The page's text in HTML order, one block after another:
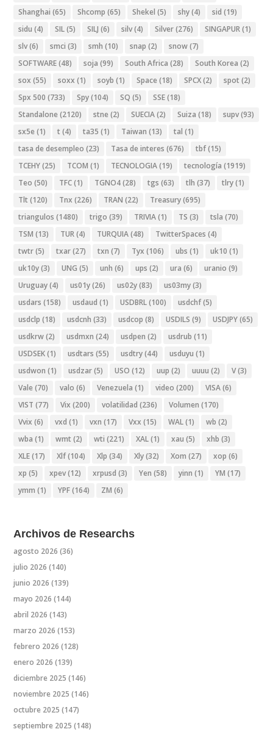
Shanghai (65) Shcomp (65) Shekel (5) shy(4) sid (19)
sidu (4) SIL(5) SILJ (6) silv(4) Silver(276) SINGAPUR(1)
slv(6) smci (3) smh (10) snap (2) snow(7)
SOFTWARE(48) soja (99) South Africa (28) South Korea (2)
sox (55) soxx (1) soyb (1) Space (18) SPCX(2) spot (2)
Spx 500 (733) Spy(104) SQ (5) SSE(18)
Standalone (2120) stne (2) SUECIA(2) Suiza (18) supv(93)
sx5e (1) t (4) ta35 (1) Taiwan (13) tal (1)
tasa de desempleo (23) Tasa de interes (676) tbf(15)
TCEHY(25) TCOM (1) TECNOLOGIA(19) tecnología (1919)
Teo (50) TFC(1) TGNO4(28) tgs (63) tlh (37) tlry(1)
Tlt (120) Tnx (226) TRAN (22) Treasury(695)
triangulos (1480) trigo (39) TRIVIA(1) TS (3) tsla (70)
TSM (13) TUR(4) TURQUIA(48) TwitterSpaces (4)
twtr(5) txar(27) txn (7) Tyx (106) ubs (1) uk10 (1)
uk10y(3) UNG (5) unh (6) ups (2) ura (6) uranio (9)
Uruguay(4) us01y(26) us02y(83) us03my(3)
usdars (158) usdaud (1) USDBRL(100) usdchf(5)
usdclp (18) usdcnh (33) usdcop (8) USDILS (9) USDJPY(65)
usdkrw(2) usdmxn (24) usdpen (2) usdrub (11)
USDSEK(1) usdtars (55) usdtry(44) usduyu (1)
usdwon (1) usdzar(5) USO (12) uup (2) uuuu (2) V(3)
Vale (70) valo (6) Venezuela (1) video (200) VISA(6)
VIST (77) Vix (200) volatilidad (236) Volumen (170)
Vvix (6) vxd (1) vxn (17) Vxx (15) WAL(1) wb (2)
wba (1) wmt (2) wti (221) XAL(1) xau (5) xhb (3)
XLE(17) Xlf(104) Xlp (34) Xly(32) Xom (27) xop (6)
xp (5) xpev(12) xrpusd (3) Yen (58) yinn (1) YM (17)
ymm (1) YPF(164) ZM (6)
Archivos de Researchs
agosto 2026 (36)
julio 2026 (140)
junio 2026 (139)
mayo 2026 (144)
abril 2026 (143)
marzo 2026 (153)
febrero 2026 (128)
enero 2026 (139)
diciembre 2025 (146)
noviembre 2025 (146)
octubre 2025 (147)
septiembre 2025 (148)